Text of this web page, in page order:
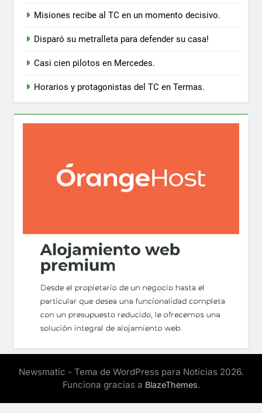
Misiones recibe al TC en un momento decisivo.
Disparó su metralleta para defender su casa!
Casi cien pilotos en Mercedes.
Horarios y protagonistas del TC en Termas.
Newsmatic - Tema de WordPress para Noticias 2026.
Funciona gracias a BlazeThemes.